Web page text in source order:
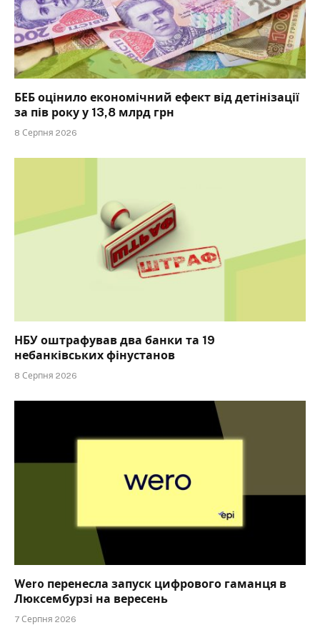
БЕБ оцінило економічний ефект від детінізації
за пів року у 13,8 млрд грн
8 Серпня 2026
НБУ оштрафував два банки та 19
небанківських фінустанов
8 Серпня 2026
Wero перенесла запуск цифрового гаманця в
Люксембурзі на вересень
7 Серпня 2026